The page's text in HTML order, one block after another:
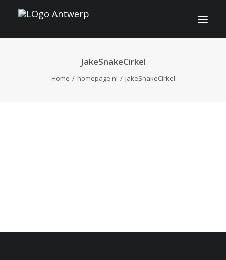
INFO
FRANÇAIS
JakeSnakeCirkel
Home homepage nl JakeSnakeCirkel